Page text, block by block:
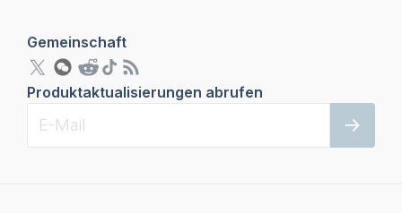
Gemeinschaft
Produktaktualisierungen abrufen